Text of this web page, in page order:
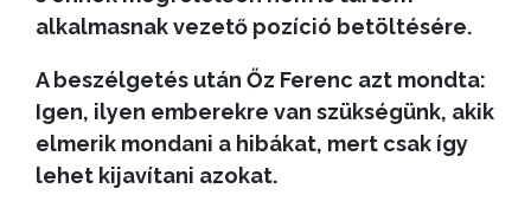
alkalmasnak vezető pozíció betöltésére.
A beszélgetés után Őz Ferenc azt mondta:
Igen, ilyen emberekre van szükségünk, akik
elmerik mondani a hibákat, mert csak így
lehet kijavítani azokat.